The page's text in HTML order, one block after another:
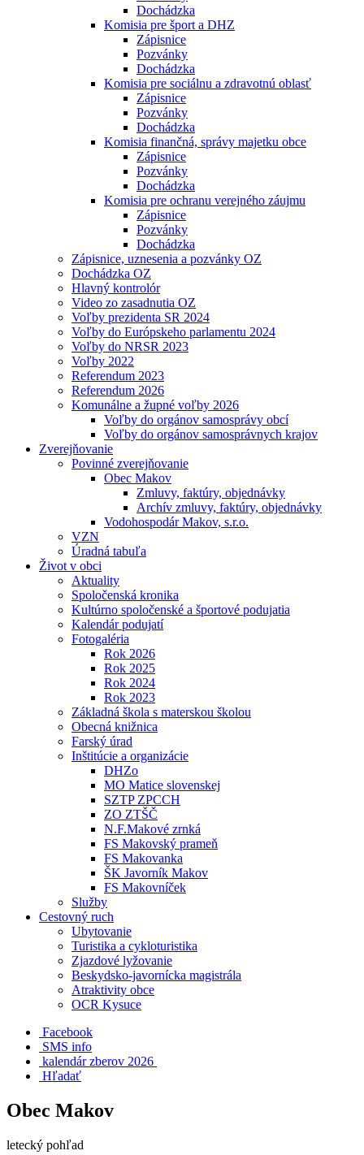
Dochádzka
Komisia pre šport a DHZ
Zápisnice
Pozvánky
Dochádzka
Komisia pre sociálnu a zdravotnú oblasť
Zápisnice
Pozvánky
Dochádzka
Komisia finančná, správy majetku obce
Zápisnice
Pozvánky
Dochádzka
Komisia pre ochranu verejného záujmu
Zápisnice
Pozvánky
Dochádzka
Zápisnice, uznesenia a pozvánky OZ
Dochádzka OZ
Hlavný kontrolór
Video zo zasadnutia OZ
Voľby prezidenta SR 2024
Voľby do Európskeho parlamentu 2024
Voľby do NRSR 2023
Voľby 2022
Referendum 2023
Referendum 2026
Komunálne a župné voľby 2026
Voľby do orgánov samosprávy obcí
Voľby do orgánov samosprávnych krajov
Zverejňovanie
Povinné zverejňovanie
Obec Makov
Zmluvy, faktúry, objednávky
Archív zmluvy, faktúry, objednávky
Vodohospodár Makov, s.r.o.
VZN
Úradná tabuľa
Život v obci
Aktuality
Spoločenská kronika
Kultúrno spoločenské a športové podujatia
Kalendár podujatí
Fotogaléria
Rok 2026
Rok 2025
Rok 2024
Rok 2023
Základná škola s materskou školou
Obecná knižnica
Farský úrad
Inštitúcie a organizácie
DHZo
MO Matice slovenskej
SZTP ZPCCH
ZO ZTŠČ
N.F.Makové zrnká
FS Makovský prameň
FS Makovanka
ŠK Javorník Makov
FS Makovníček
Služby
Cestovný ruch
Ubytovanie
Turistika a cykloturistika
Zjazdové lyžovanie
Beskydsko-javornícka magistrála
Atraktivity obce
OCR Kysuce
Facebook
SMS info
​ kalendár zberov 2026
Hľadať
Obec Makov
letecký pohľad